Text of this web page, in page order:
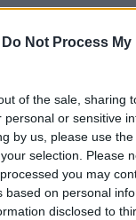
Do Not Process My
of the sale, sharing
personal or sensitive
by us, please use
selection. Please
you may
based on personal
disclosed to